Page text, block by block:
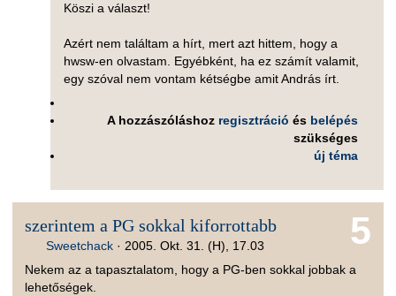
Köszi a választ!
Azért nem találtam a hírt, mert azt hittem, hogy a
hwsw-en olvastam. Egyébként, ha ez számít valamit,
egy szóval nem vontam kétségbe amit András írt.
A hozzászóláshoz regisztráció és belépés
szükséges
új téma
5
szerintem a PG sokkal kiforrottabb
Sweetchack · 2005. Okt. 31. (H), 17.03
Nekem az a tapasztalatom, hogy a PG-ben sokkal jobbak a
lehetőségek.